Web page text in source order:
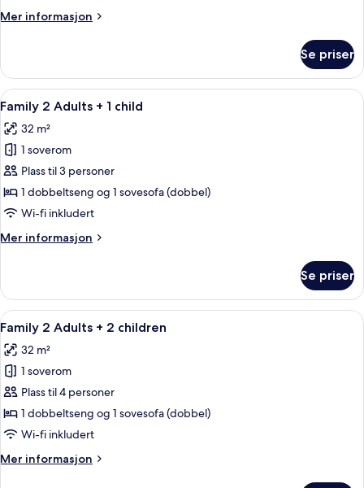
Ad+
Mer informasjon
Mer
Superior
Sea
View
Ad+
child
Se priser
Åpne
alle
bildene
av
Family
2
Adults
1
Skrivebord, lydisolert, wi-fi
5
Family 2 Adults + 1 child
32 m²
1 soverom
Plass til 3 personer
1 dobbeltseng og 1 sovesofa (dobbel)
Wi-fi inkludert
Mer informasjon
Mer
2
Adults
+
child
Se priser
Åpne
alle
bildene
av
Family
2
Adults
2
Skrivebord, lydisolert, wi-fi
5
Family 2 Adults + 2 children
32 m²
1 soverom
Plass til 4 personer
1 dobbeltseng og 1 sovesofa (dobbel)
Wi-fi inkludert
Mer informasjon
Mer